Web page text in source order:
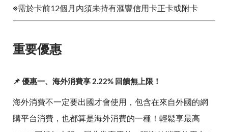
※需於卡前12個月內須未持有滙豐信用卡正卡或附卡
重要優惠
📌 優惠一、海外消費享 2.22% 回饋無上限！
海外消費不一定要出國才會使用，包含在來自外國的網
購平台消費，也都算是海外消費的一種！輕鬆享最高